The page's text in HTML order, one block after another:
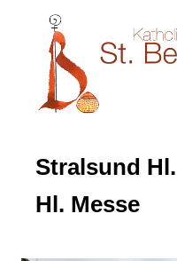
Stralsund
Hl. Messe